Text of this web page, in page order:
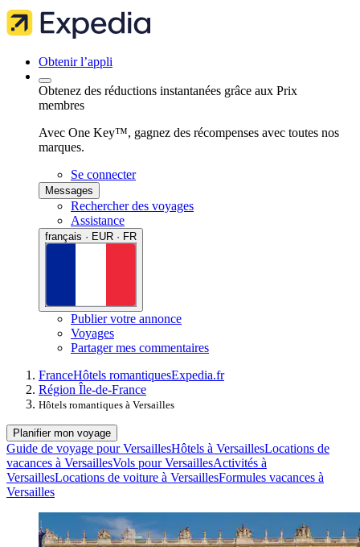
Obtenir l’appli
Obtenez des réductions instantanées grâce aux Prix
membres
Avec One Key™, gagnez des récompenses avec toutes nos
marques.
Se connecter
Messages
Rechercher des voyages
Assistance
français · EUR · FR
Publier votre annonce
Voyages
Partager mes commentaires
FranceHôtels romantiquesExpedia.fr
Région Île-de-France
Hôtels romantiques à Versailles
Planifier mon voyage
Guide de voyage pour VersaillesHôtels à VersaillesLocations de
vacances à VersaillesVols pour VersaillesActivités à
VersaillesLocations de voiture à VersaillesFormules vacances à
Versailles